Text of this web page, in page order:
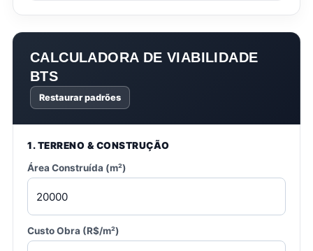
CALCULADORA DE VIABILIDADE
BTS
Restaurar padrões
1. TERRENO & CONSTRUÇÃO
Área Construída (m²)
Custo Obra (R$/m²)